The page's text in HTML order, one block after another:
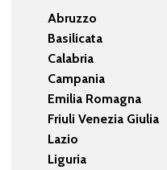
Abruzzo
Basilicata
Calabria
Campania
Emilia Romagna
Friuli Venezia Giulia
Lazio
Liguria